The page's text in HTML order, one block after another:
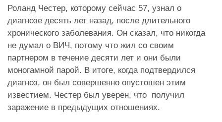
Роланд Честер, которому сейчас 57, узнал о
диагнозе десять лет назад, после длительного
хронического заболевания. Он сказал, что никогда
не думал о ВИЧ, потому что жил со своим
партнером в течение десяти лет и они были
моногамной парой. В итоге, когда подтвердился
диагноз, он был совершенно опустошен этим
известием. Честер был уверен, что получил
заражение в предыдущих отношениях.